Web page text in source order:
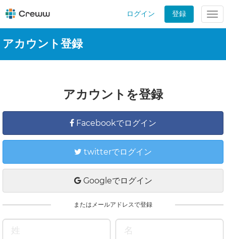
ログイン 登録
アカウント登録
アカウントを登録
Facebookでログイン
twitterでログイン
Googleでログイン
またはメールアドレスで登録